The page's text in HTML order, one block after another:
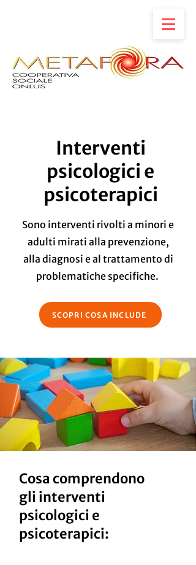
Interventi
psicologici e
psicoterapici
Sono interventi rivolti a minori e
adulti mirati alla prevenzione,
alla diagnosi e al trattamento di
problematiche specifiche.
SCOPRI COSA INCLUDE
Cosa comprendono
gli interventi
psicologici e
psicoterapici: